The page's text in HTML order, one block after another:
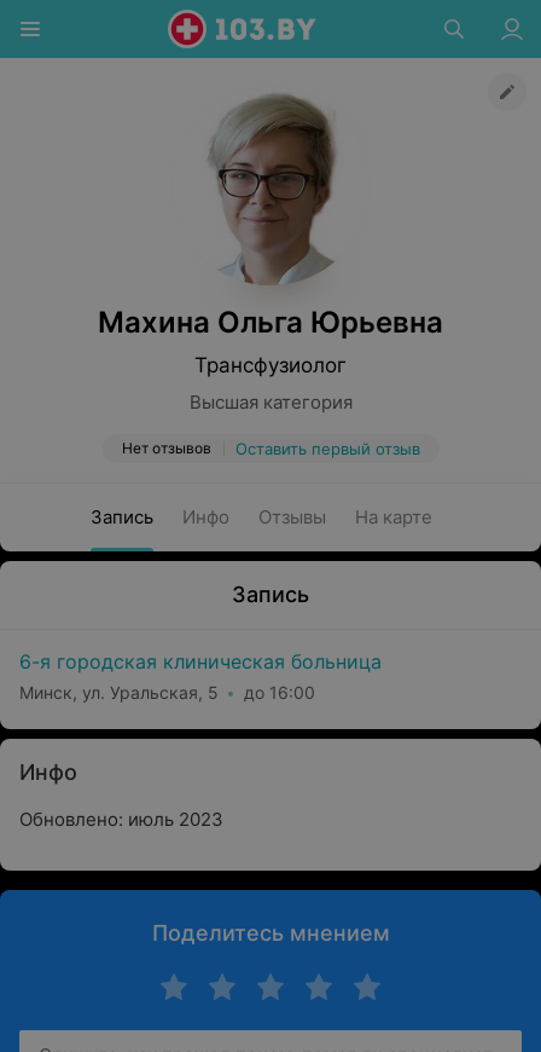
Махина Ольга Юрьевна
Трансфузиолог
Высшая категория
Нет отзывов Оставить первый отзыв
Запись Инфо Отзывы На карте
Запись
6-я городская клиническая больница
Минск, ул. Уральская, 5 до 16:00
Инфо
Обновлено: июль 2023
Поделитесь мнением